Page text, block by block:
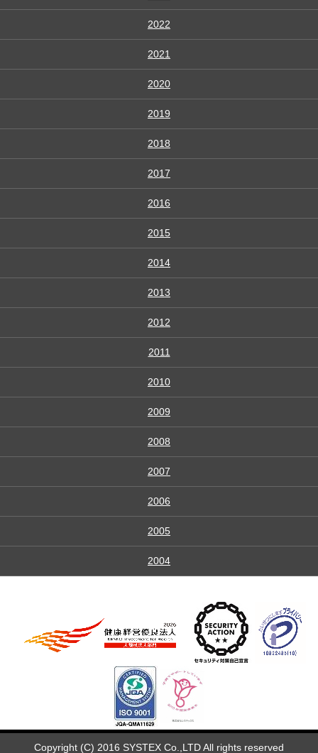
2022
2021
2020
2019
2018
2017
2016
2015
2014
2013
2012
2011
2010
2009
2008
2007
2006
2005
2004
Copyright (C) 2016 SYSTEX Co.,LTD All rights reserved